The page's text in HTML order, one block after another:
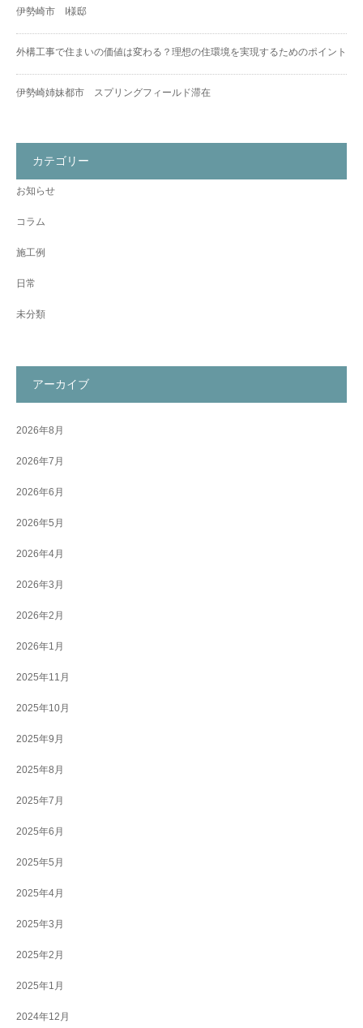
伊勢崎市 I様邸
外構工事で住まいの価値は変わる？理想の住環境を実現するためのポイント
伊勢崎姉妹都市 スプリングフィールド滞在
カテゴリー
お知らせ
コラム
施工例
日常
未分類
アーカイブ
2026年8月
2026年7月
2026年6月
2026年5月
2026年4月
2026年3月
2026年2月
2026年1月
2025年11月
2025年10月
2025年9月
2025年8月
2025年7月
2025年6月
2025年5月
2025年4月
2025年3月
2025年2月
2025年1月
2024年12月